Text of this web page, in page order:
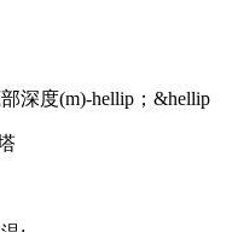
深度(m)-hellip；&hellip